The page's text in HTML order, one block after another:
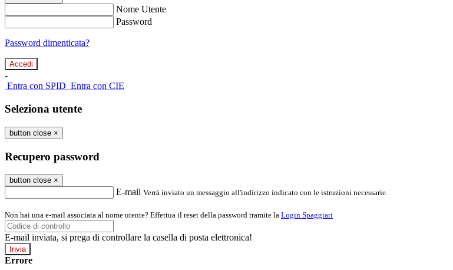
Nome Utente
Password
Password dimenticata?
-
Entra con SPID Entra con CIE
Seleziona utente
button close ×
Recupero password
button close ×
E-mail Verrà inviato un messaggio all'indirizzo indicato con le istruzioni necessarie.
Non hai una e-mail associata al nome utente? Effettua il reset della password tramite la Login Spaggiari
E-mail inviata, si prega di controllare la casella di posta elettronica!
Errore